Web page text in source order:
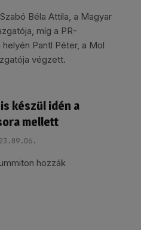
Béla Attila, a Magyar
míg a PR-
Pantl Péter, a Mol
végzett.
készül idén a
mellett
hozzák